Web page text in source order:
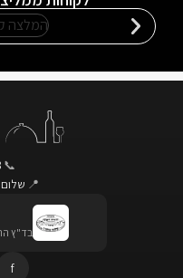
📞
📍 שלום אש 9,
בד"ץ
f